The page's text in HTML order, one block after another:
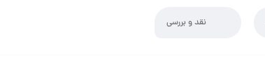
نقد و بررسی